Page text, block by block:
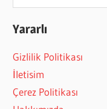
Yararlı
Gizlilik Politikası
İletisim
Çerez Politikası